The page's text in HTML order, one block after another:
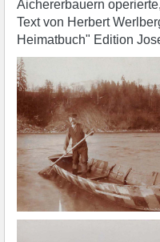
Aichererbauern
Text von Herbert
Heimatbuch" Edition